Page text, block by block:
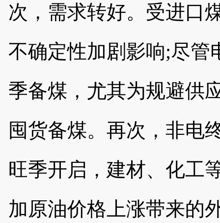
次，需求转好。受进口
不确定性加剧影响;尽管
季备煤，尤其为规避供
囤货备煤。再次，非电
旺季开启，建材、化工
加原油价格上涨带来的